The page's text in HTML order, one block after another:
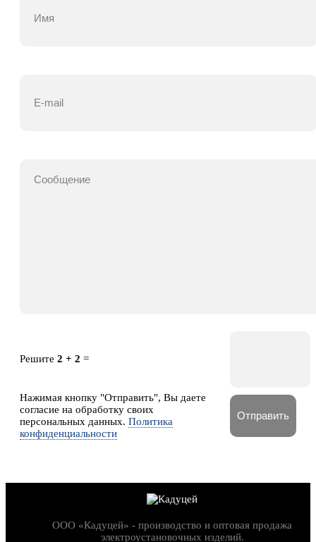
Решите 2 + 2 =
Нажимая кнопку "Отправить", Вы даете
согласие на обработку своих
персональных данных. Политика
конфиденциальности
ООО «Кадуцей» - производство и оптовая продажа
электроустановочных изделий.